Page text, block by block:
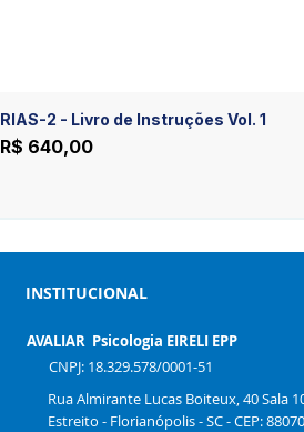
RIAS-2 - Livro de Instruções Vol. 1
Preço
R$ 640,00
INSTITUCIONAL
AVALIAR Psicologia EIRELI EPP
CNPJ: 18.329.578/0001-51
Rua Almirante Lucas Boiteux, 40 Sala
Estreito - Florianópolis - SC - CEP: